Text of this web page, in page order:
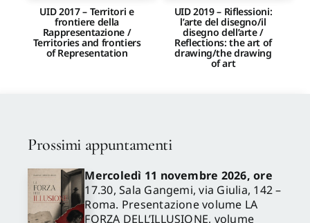
UID 2017 – Territori e
frontiere della
Rappresentazione /
Territories and frontiers
of Representation
UID 2019 – Riflessioni:
l’arte del disegno/il
disegno dell’arte /
Reflections: the art of
drawing/the drawing
of art
Prossimi appuntamenti
Mercoledì 11 novembre 2026, ore
17.30, Sala Gangemi, via Giulia, 142 –
Roma. Presentazione volume LA
FORZA DELL’ILLUSIONE, volume